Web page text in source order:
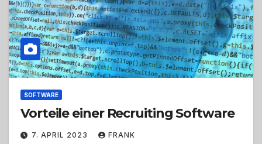
SOFTWARE
Vorteile einer Recruiting Software
7. APRIL 2023 FRANK